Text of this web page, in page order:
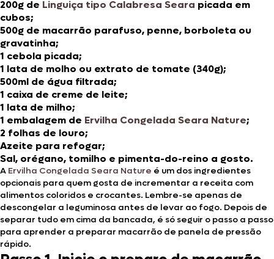
200g de Linguiça tipo Calabresa Seara picada em
cubos;
500g de macarrão parafuso, penne, borboleta ou
gravatinha;
1 cebola picada;
1 lata de molho ou extrato de tomate (340g);
500ml de água filtrada;
1 caixa de creme de leite;
1 lata de milho;
1 embalagem de Ervilha Congelada Seara Nature;
2 folhas de louro;
Azeite para refogar;
Sal, orégano, tomilho e pimenta-do-reino a gosto.
A Ervilha Congelada Seara Nature é um dos ingredientes
opcionais para quem gosta de incrementar a receita com
alimentos coloridos e crocantes. Lembre-se apenas de
descongelar a leguminosa antes de levar ao fogo. Depois de
separar tudo em cima da bancada, é só seguir o passo a passo
para aprender a preparar macarrão de panela de pressão
rápido.